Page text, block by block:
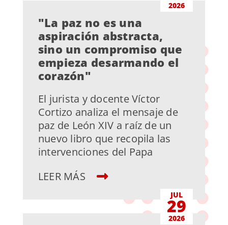
2026
"La paz no es una
aspiración abstracta,
sino un compromiso que
empieza desarmando el
corazón"
El jurista y docente Víctor
Cortizo analiza el mensaje de
paz de León XIV a raíz de un
nuevo libro que recopila las
intervenciones del Papa
LEER MÁS
JUL
29
2026